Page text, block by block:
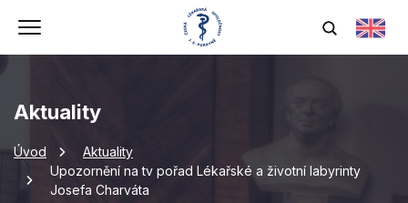
Aktuality
Úvod
Aktuality
Upozornění na tv pořad Lékařské a životní labyrinty
Josefa Charváta